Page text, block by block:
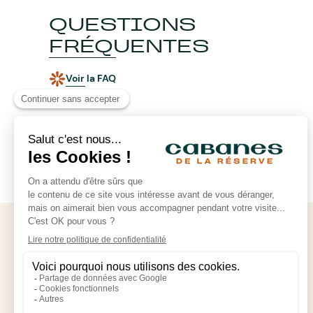
QUESTIONS
FRÉQUENTES
Voir la FAQ
SUIVEZ NOS AVENTURES
CABANES DE LA RÉSERVE
Rue des Étangs